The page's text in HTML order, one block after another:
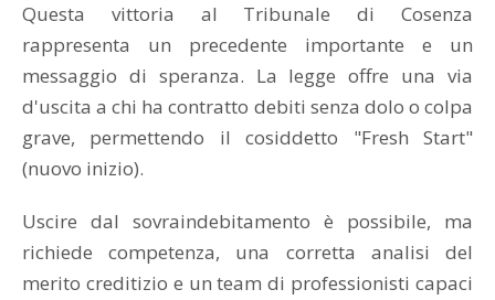
Questa vittoria al Tribunale di Cosenza
rappresenta un precedente importante e un
messaggio di speranza. La legge offre una via
d'uscita a chi ha contratto debiti senza dolo o colpa
grave, permettendo il cosiddetto "Fresh Start"
(nuovo inizio).
Uscire dal sovraindebitamento è possibile, ma
richiede competenza, una corretta analisi del
merito creditizio e un team di professionisti capaci